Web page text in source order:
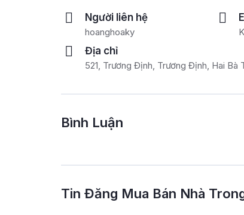
Người liên hệ
hoanghoaky
Địa chỉ
521, Trương Định, Trương Định, Hai Bà
Bình Luận
Tin Đăng Mua Bán Nhà